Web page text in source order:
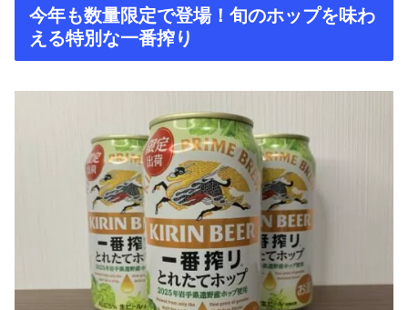
今年も数量限定で登場！旬のホップを味わ
える特別な一番搾り